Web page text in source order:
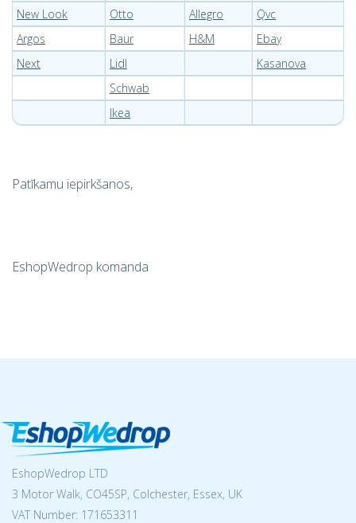
New Look
Otto Allegro
Qvc
Argos
Baur H&M
Ebay
Next
Lidl
Kasanova
Schwab
Ikea
Patīkamu iepirkšanos,
EshopWedrop komanda
EshopWedrop LTD
3 Motor Walk, CO45SP, Colchester, Essex, UK
VAT Number: 171653311